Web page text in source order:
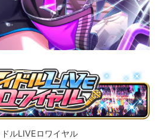
ルLIVEロワイヤル